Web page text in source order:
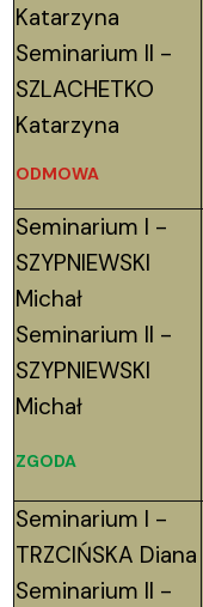
Katarzyna
Seminarium II -
SZLACHETKO
Katarzyna
ODMOWA
Seminarium I -
SZYPNIEWSKI
Michał
Seminarium II -
SZYPNIEWSKI
Michał
ZGODA
Seminarium I -
TRZCIŃSKA Diana
Seminarium II -